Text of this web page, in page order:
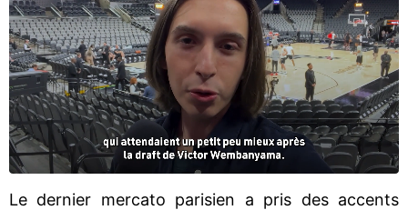
Le dernier mercato parisien a pris des accents